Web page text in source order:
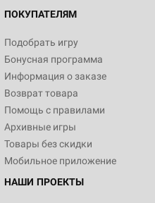
ПОКУПАТЕЛЯМ
Подобрать игру
Бонусная программа
Информация о заказе
Возврат товара
Помощь с правилами
Архивные игры
Товары без скидки
Мобильное приложение
НАШИ ПРОЕКТЫ